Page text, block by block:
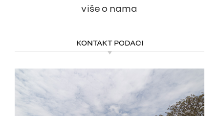
više o nama
KONTAKT PODACI